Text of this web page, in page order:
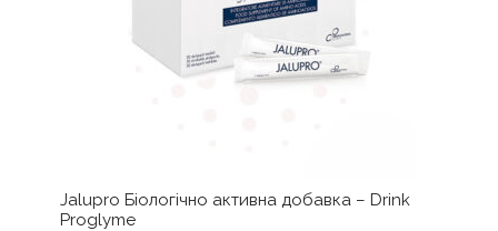
Jalupro Біологічно активна добавка – Drink
Proglyme